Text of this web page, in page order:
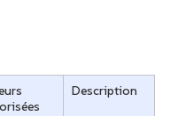
Description